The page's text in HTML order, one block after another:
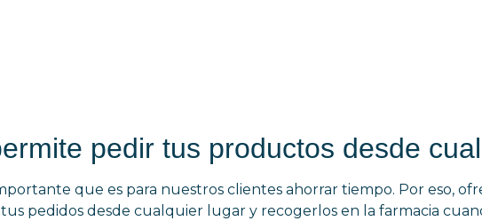
pedir tus productos desde
que es para nuestros clientes ahorrar tiempo. Por eso,
tus pedidos desde cualquier lugar y recogerlos en la farmacia